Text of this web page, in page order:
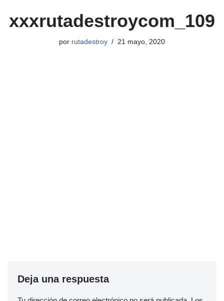
xxxrutadestroycom_109
por rutadestroy 21 mayo, 2020
Deja una respuesta